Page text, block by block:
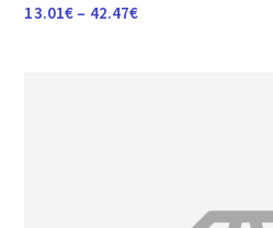
13.01€ – 42.47€Raspon